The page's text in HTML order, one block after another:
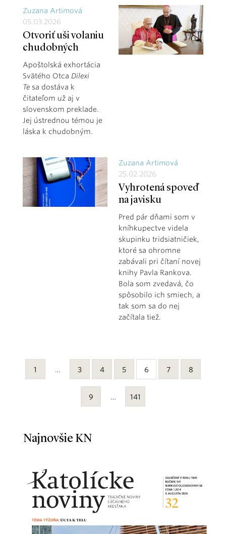
Zuzana Artimová
05.03.2026
Otvoriť uši volaniu
chudobných
Apoštolská exhortácia
Svätého Otca Dilexi
Te sa dostáva k
čitateľom už aj v
slovenskom preklade.
Jej ústrednou témou je
láska k chudobným.
Zuzana Artimová
25.02.2026
Vyhrotená spoveď
na javisku
Pred pár dňami som v
kníhkupectve videla
skupinku tridsiatničiek,
ktoré sa ohromne
zabávali pri čítaní novej
knihy Pavla Rankova.
Bola som zvedavá, čo
spôsobilo ich smiech, a
tak som sa do nej
začítala tiež.
1 … 3 4 5 6 7 8
9 … 141
Najnovšie KN